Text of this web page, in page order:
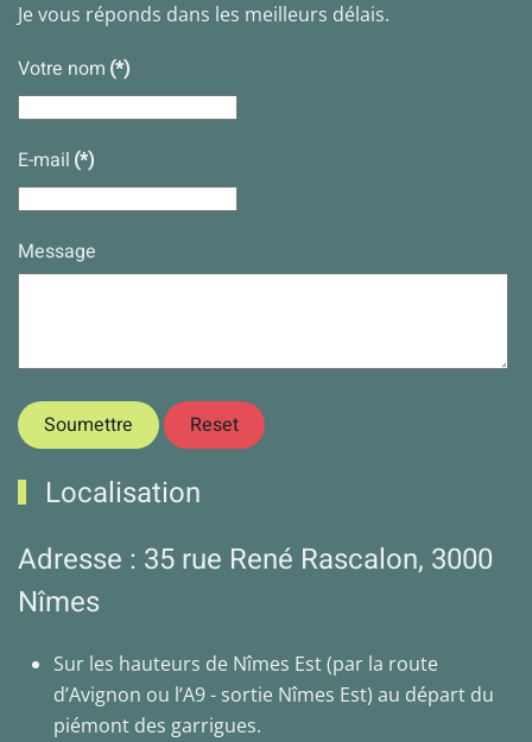
Je vous réponds dans les meilleurs délais.
Votre nom (*)
E-mail (*)
Message
Soumettre Reset
Localisation
Adresse : 35 rue René Rascalon, 3000
Nîmes
Sur les hauteurs de Nîmes Est (par la route
d’Avignon ou l’A9 - sortie Nîmes Est) au départ du
piémont des garrigues.